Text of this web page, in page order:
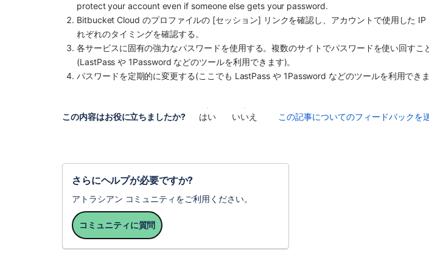
protect your account even if someone else gets your password.
Bitbucket Cloud のプロファイルの [セッション] リンクを確認し、アカウントで使用した IP
れぞれのタイミングを確認する。
各サービスに固有の強力なパスワードを使用する。複数のサイトでパスワードを使い回すこ
(LastPass や 1Password などのツールを利用できます)。
パスワードを定期的に変更する(ここでも LastPass や 1Password などのツールを利用できま
この内容はお役に立ちましたか? はい いいえ この記事についてのフィードバックを
さらにヘルプが必要ですか?
アトラシアン コミュニティをご利用ください。
コミュニティに質問